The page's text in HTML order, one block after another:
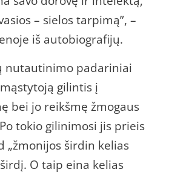
– sielos tarpimą”, –
iš autobiografijų.
nutautinimo padariniai
gilintis į
bei jo reikšmę žmogaus
tokio gilinimosi jis prieis
„žmonijos širdin kelias
O taip eina kelias